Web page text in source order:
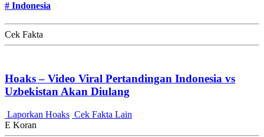
# Indonesia
Cek Fakta
Hoaks – Video Viral Pertandingan Indonesia vs
Uzbekistan Akan Diulang
Laporkan Hoaks Cek Fakta Lain
E Koran